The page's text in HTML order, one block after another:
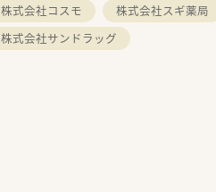
株式会社コスモ
株式会社スギ薬局
株式会社サンドラッグ